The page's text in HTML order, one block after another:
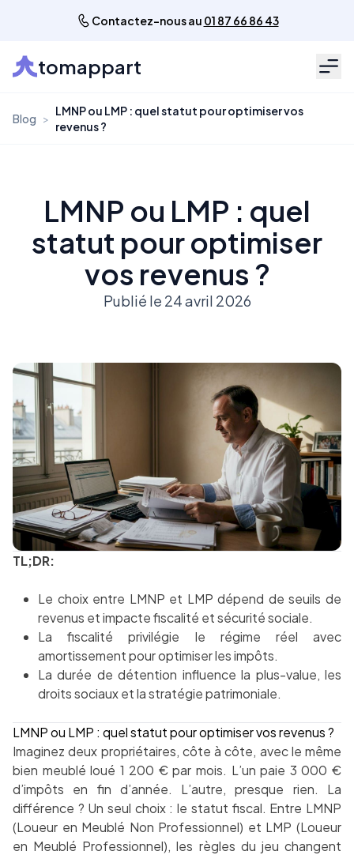
Contactez-nous au 01 87 66 86 43
tomappart
Blog >
LMNP ou LMP : quel statut pour optimiser vos
revenus ?
LMNP ou LMP : quel
statut pour optimiser
vos revenus ?
Publié le 24 avril 2026
TL;DR:
Le choix entre LMNP et LMP dépend de seuils de
revenus et impacte fiscalité et sécurité sociale.
La fiscalité privilégie le régime réel avec
amortissement pour optimiser les impôts.
La durée de détention influence la plus-value, les
droits sociaux et la stratégie patrimoniale.
LMNP ou LMP : quel statut pour optimiser vos revenus ?
Imaginez deux propriétaires, côte à côte, avec le même
bien meublé loué 1 200 € par mois. L’un paie 3 000 €
d’impôts en fin d’année. L’autre, presque rien. La
différence ? Un seul choix : le statut fiscal. Entre LMNP
(Loueur en Meublé Non Professionnel) et LMP (Loueur
en Meublé Professionnel), les règles du jeu changent